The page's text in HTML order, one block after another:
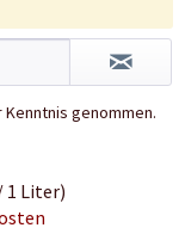
Kenntnis genommen.
1 Liter)